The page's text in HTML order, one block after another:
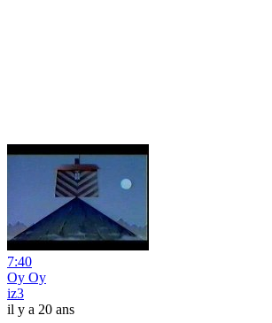
7:40
Oy Oy
iz3
il y a 20 ans